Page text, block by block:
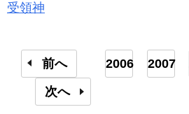
受領神
前へ 2006 2007
次へ